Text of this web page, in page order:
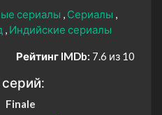
сериалы
Сериалы
Индийские сериалы
Рейтинг IMDb: 7.6 из 10
Finale